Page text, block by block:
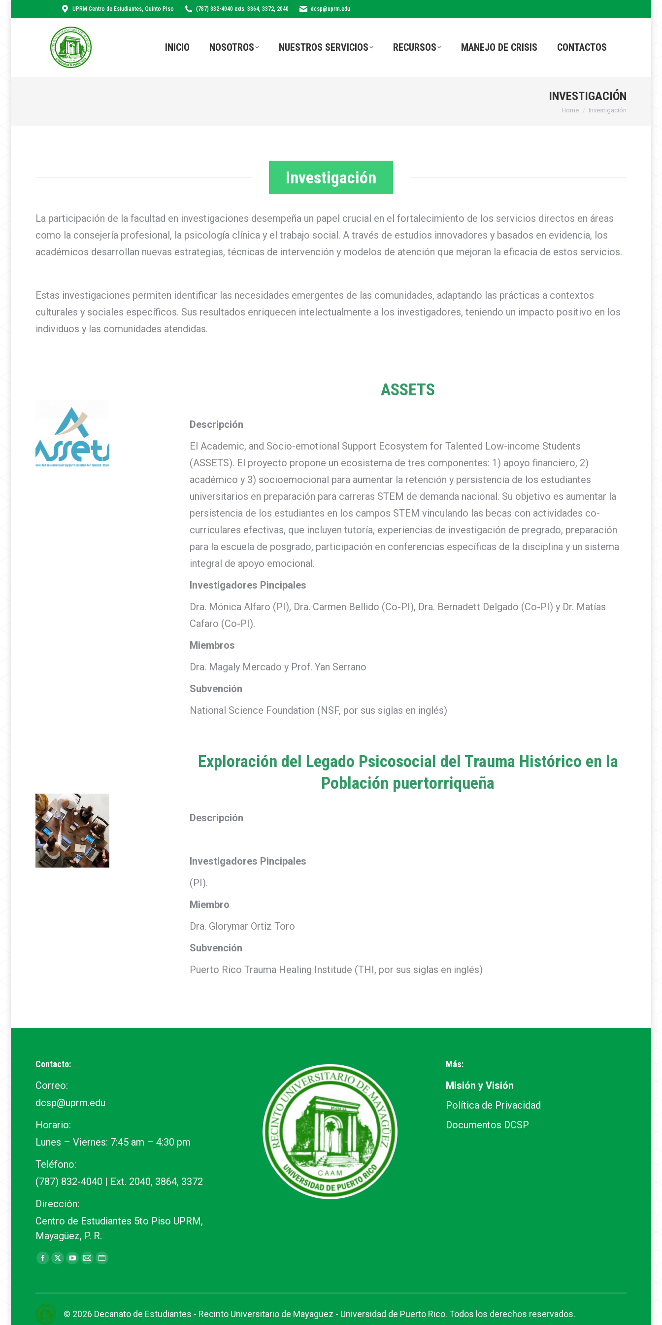
UPRM Centro de Estudiantes, Quinto Piso (787) 832-4040 exts. 3864, 3372, 2040 dcsp@uprm.edu
INICIO NOSOTROS NUESTROS SERVICIOS RECURSOS MANEJO DE CRISIS CONTACTOS
INVESTIGACIÓN
You are here:
Home Investigación
Investigación
La participación de la facultad en investigaciones desempeña un papel crucial en el fortalecimiento de los servicios directos en áreas
como la consejería profesional, la psicología clínica y el trabajo social. A través de estudios innovadores y basados en evidencia, los
académicos desarrollan nuevas estrategias, técnicas de intervención y modelos de atención que mejoran la eficacia de estos servicios.
Estas investigaciones permiten identificar las necesidades emergentes de las comunidades, adaptando las prácticas a contextos
culturales y sociales específicos. Sus resultados enriquecen intelectualmente a los investigadores, teniendo un impacto positivo en los
individuos y las comunidades atendidas.
ASSETS
Descripción
El Academic, and Socio-emotional Support Ecosystem for Talented Low-income Students
(ASSETS). El proyecto propone un ecosistema de tres componentes: 1) apoyo financiero, 2)
académico y 3) socioemocional para aumentar la retención y persistencia de los estudiantes
universitarios en preparación para carreras STEM de demanda nacional. Su objetivo es aumentar la
persistencia de los estudiantes en los campos STEM vinculando las becas con actividades co-
curriculares efectivas, que incluyen tutoría, experiencias de investigación de pregrado, preparación
para la escuela de posgrado, participación en conferencias específicas de la disciplina y un sistema
integral de apoyo emocional.
Investigadores Pincipales
Dra. Mónica Alfaro (PI), Dra. Carmen Bellido (Co-PI), Dra. Bernadett Delgado (Co-PI) y Dr. Matías
Cafaro (Co-PI).
Miembros
Dra. Magaly Mercado y Prof. Yan Serrano
Subvención
National Science Foundation (NSF, por sus siglas en inglés)
Exploración del Legado Psicosocial del Trauma Histórico en la
Población puertorriqueña
Descripción
Investigadores Pincipales
(PI).
Miembro
Dra. Glorymar Ortiz Toro
Subvención
Puerto Rico Trauma Healing Institude (THI, por sus siglas en inglés)
Contacto:
Correo:
dcsp@uprm.edu
Horario:
Lunes – Viernes: 7:45 am – 4:30 pm
Teléfono:
(787) 832-4040 | Ext. 2040, 3864, 3372
Dirección:
Centro de Estudiantes 5to Piso UPRM,
Mayagüez, P. R.
Find us on:
Facebook
in
new
X
new
YouTube
new
Mail
new
Website
new
Más:
Misión y Visión
Política de Privacidad
Documentos DCSP
© 2026 Decanato de Estudiantes - Recinto Universitario de Mayagüez - Universidad de Puerto Rico. Todos los derechos reservados.